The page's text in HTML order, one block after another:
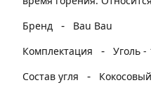
Бренд
-
Bau Bau
Комплектация
- Уголь -
Состав угля
-
Кокосовый